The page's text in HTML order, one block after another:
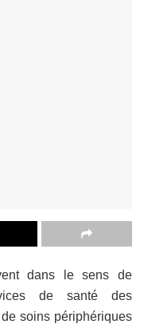
dans le sens de
de santé des
soins périphériques